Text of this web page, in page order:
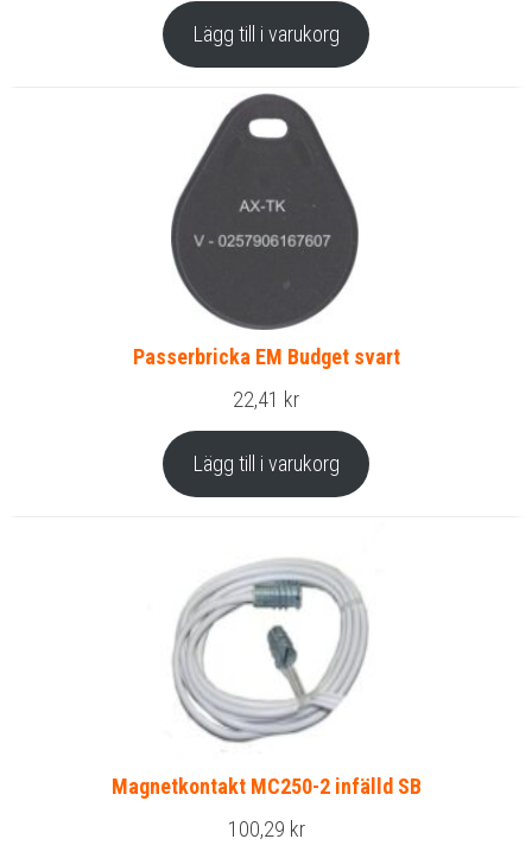
Lägg till i varukorg
Passerbricka EM Budget svart
22,41 kr
Lägg till i varukorg
Magnetkontakt MC250-2 infälld SB
100,29 kr